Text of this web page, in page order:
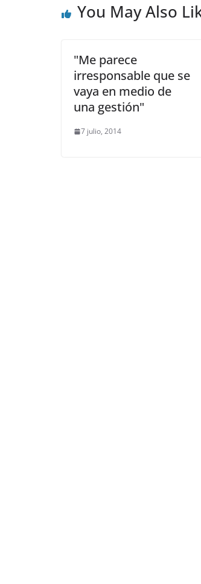
You May Also
"Me parece
irresponsable que se
vaya en medio de
una gestión"
7 julio, 2014